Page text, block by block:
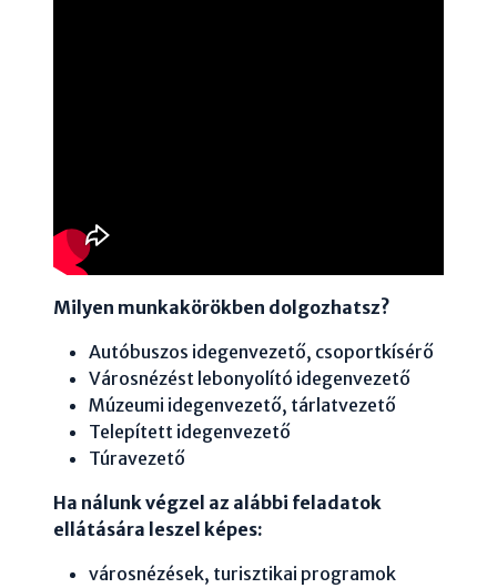
Milyen munkakörökben dolgozhatsz?
Autóbuszos idegenvezető, csoportkísérő
Városnézést lebonyolító idegenvezető
Múzeumi idegenvezető, tárlatvezető
Telepített idegenvezető
Túravezető
Ha nálunk végzel az alábbi feladatok
ellátására leszel képes:
városnézések, turisztikai programok